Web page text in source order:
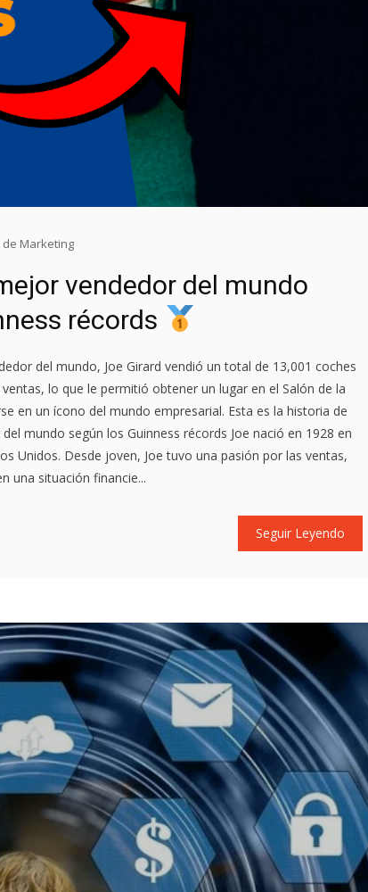
de Marketing
vendedor del mundo
récords
del mundo, Joe Girard vendió un total de 13,001 coches
lo que le permitió obtener un lugar en el Salón de la
en un ícono del mundo empresarial. Esta es la historia de
mundo según los Guinness récords Joe nació en 1928 en
Unidos. Desde joven, Joe tuvo una pasión por las ventas,
una situación financie...
Seguir Leyendo